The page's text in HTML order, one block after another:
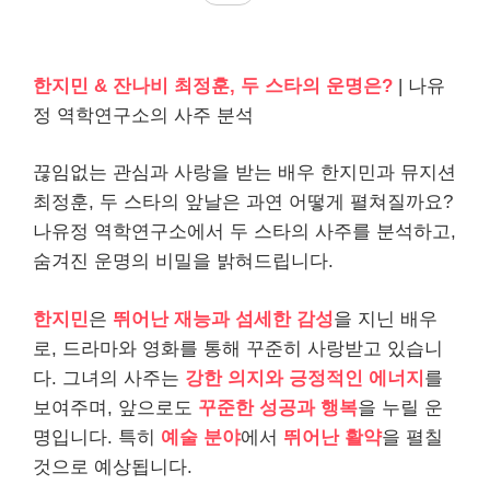
한지민 & 잔나비 최정훈, 두 스타의 운명은? | 나유
정 역학연구소의 사주 분석
끊임없는 관심과 사랑을 받는 배우 한지민과 뮤지션
최정훈, 두 스타의 앞날은 과연 어떻게 펼쳐질까요?
나유정 역학연구소에서 두 스타의 사주를 분석하고,
숨겨진 운명의 비밀을 밝혀드립니다.
한지민은 뛰어난 재능과 섬세한 감성을 지닌 배우
로, 드라마와 영화를 통해 꾸준히 사랑받고 있습니
다. 그녀의 사주는 강한 의지와 긍정적인 에너지 를
보여주며, 앞으로도 꾸준한 성공과 행복을 누릴 운
명입니다. 특히 예술 분야에서 뛰어난 활약을 펼칠
것으로 예상됩니다.